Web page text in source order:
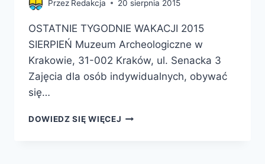
Przez Redakcja 20 sierpnia 2015
OSTATNIE TYGODNIE WAKACJI 2015
SIERPIEŃ Muzeum Archeologiczne w
Krakowie, 31-002 Kraków, ul. Senacka 3
Zajęcia dla osób indywidualnych, obywać
się…
DOWIEDZ SIĘ WIĘCEJ OSTATNIE